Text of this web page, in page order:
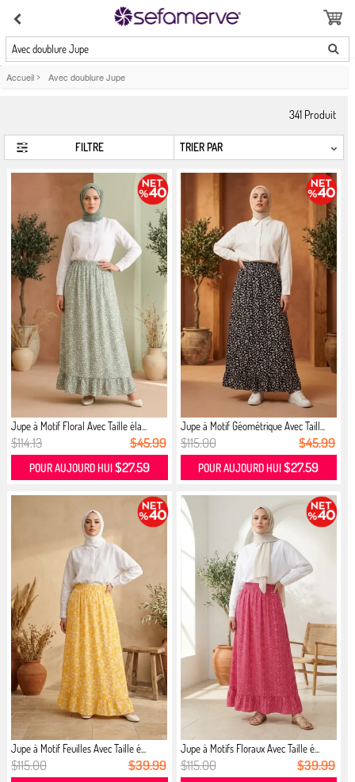
Avec doublure Jupe
Accueil > Avec doublure Jupe
341 Produit
FILTRE
Jupe à Motif Floral Avec Taille éla...
$114.13 $45.99
POUR AUJOURD HUI $27.59
Jupe à Motif Géométrique Avec Taill...
$115.00 $45.99
POUR AUJOURD HUI$27.59
Jupe à Motif Feuilles Avec Taille é...
$115.00 $39.99
Jupe à Motifs Floraux Avec Taille é...
$115.00 $39.99